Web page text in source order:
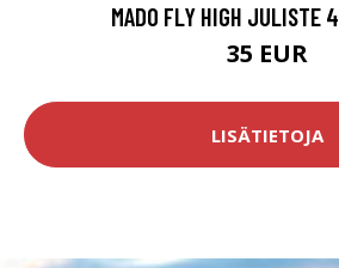
MADO FLY HIGH JULISTE
35 EUR
LISÄTIETOJA